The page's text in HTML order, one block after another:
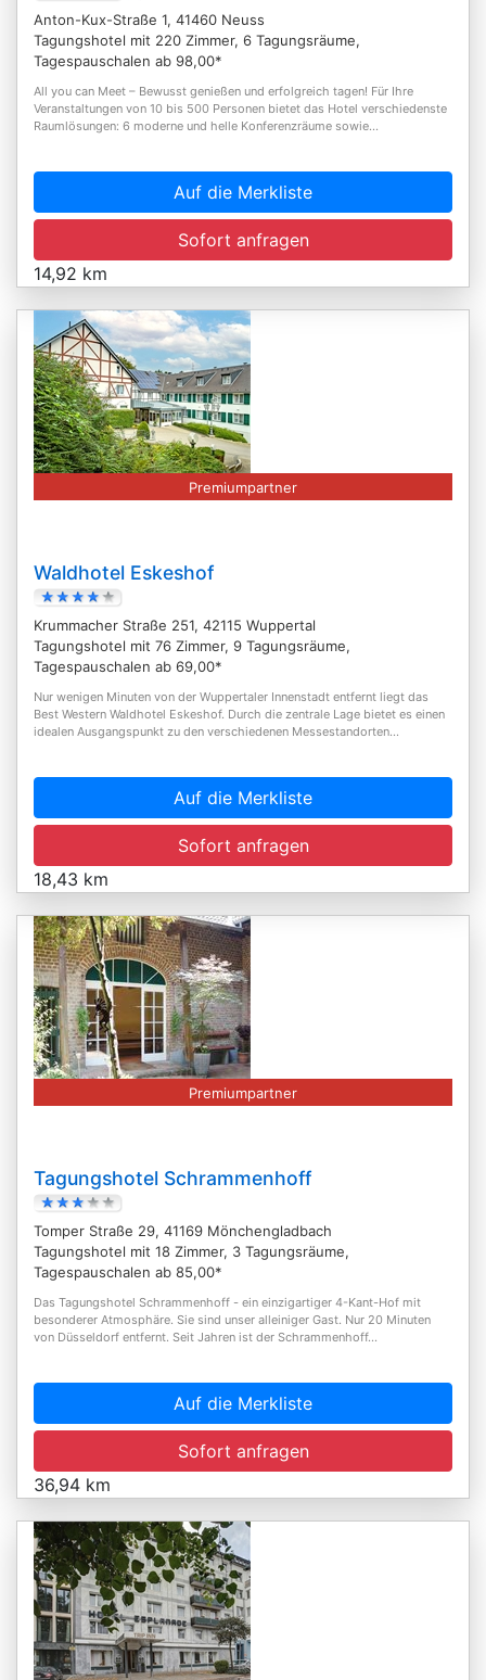
Anton-Kux-Straße 1, 41460 Neuss
Tagungshotel mit 220 Zimmer, 6 Tagungsräume,
Tagespauschalen ab 98,00*
All you can Meet – Bewusst genießen und erfolgreich tagen! Für Ihre
Veranstaltungen von 10 bis 500 Personen bietet das Hotel verschiedenste
Raumlösungen: 6 moderne und helle Konferenzräume sowie...
Auf die Merkliste
Sofort anfragen
14,92 km
Premiumpartner
Waldhotel Eskeshof
Krummacher Straße 251, 42115 Wuppertal
Tagungshotel mit 76 Zimmer, 9 Tagungsräume,
Tagespauschalen ab 69,00*
Nur wenigen Minuten von der Wuppertaler Innenstadt entfernt liegt das
Best Western Waldhotel Eskeshof. Durch die zentrale Lage bietet es einen
idealen Ausgangspunkt zu den verschiedenen Messestandorten...
Auf die Merkliste
Sofort anfragen
18,43 km
Premiumpartner
Tagungshotel Schrammenhoff
Tomper Straße 29, 41169 Mönchengladbach
Tagungshotel mit 18 Zimmer, 3 Tagungsräume,
Tagespauschalen ab 85,00*
Das Tagungshotel Schrammenhoff - ein einzigartiger 4-Kant-Hof mit
besonderer Atmosphäre. Sie sind unser alleiniger Gast. Nur 20 Minuten
von Düsseldorf entfernt. Seit Jahren ist der Schrammenhoff...
Auf die Merkliste
Sofort anfragen
36,94 km